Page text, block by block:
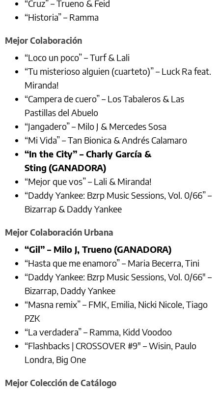
“Cruz” – Trueno & Feid
“Historia” – Ramma
Mejor Colaboración
“Loco un poco” – Turf & Lali
“Tu misterioso alguien (cuarteto)” – Luck Ra feat.
Miranda!
“Campera de cuero” – Los Tabaleros & Las
Pastillas del Abuelo
“Jangadero” – Milo J & Mercedes Sosa
“Mi Vida” – Tan Bionica & Andrés Calamaro
“In the City” – Charly García &
Sting (GANADORA)
“Mejor que vos” – Lali & Miranda!
“Daddy Yankee: Bzrp Music Sessions, Vol. 0/66” –
Bizarrap & Daddy Yankee
Mejor Colaboración Urbana
“Gil” – Milo J, Trueno (GANADORA)
“Hasta que me enamoro” – Maria Becerra, Tini
“Daddy Yankee: Bzrp Music Sessions, Vol. 0/66″ –
Bizarrap, Daddy Yankee
“Masna remix” – FMK, Emilia, Nicki Nicole, Tiago
PZK
“La verdadera” – Ramma, Kidd Voodoo
“Flashbacks | CROSSOVER #9″ – Wisin, Paulo
Londra, Big One
Mejor Colección de Catálogo